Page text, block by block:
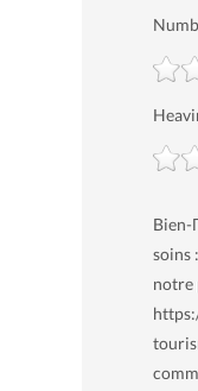
soins
notre